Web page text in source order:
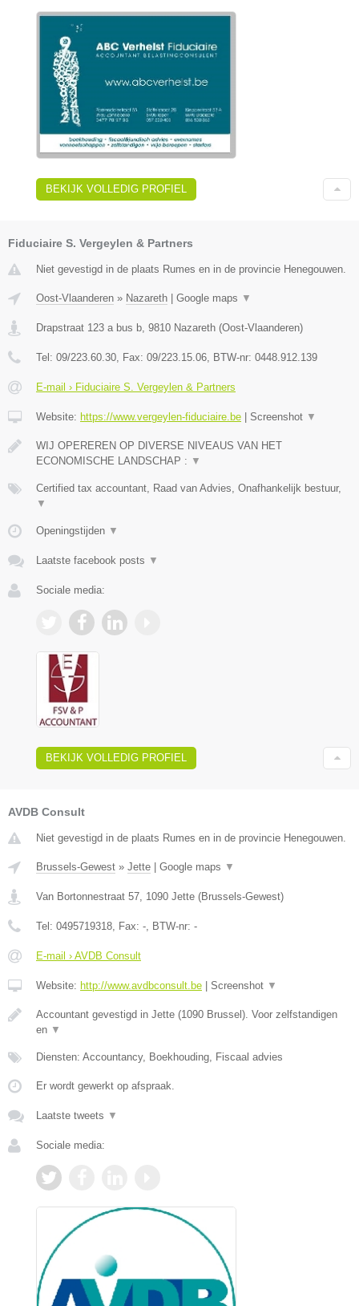
BEKIJK VOLLEDIG PROFIEL
Fiduciaire S. Vergeylen & Partners
Niet gevestigd in de plaats Rumes en in de provincie Henegouwen.
Oost-Vlaanderen » Nazareth Google maps ▼
Drapstraat 123 a bus b, 9810 Nazareth (Oost-Vlaanderen)
Tel: 09/223.60.30, Fax: 09/223.15.06, BTW-nr: 0448.912.139
E-mail › Fiduciaire S. Vergeylen & Partners
Website: https://www.vergeylen-fiduciaire.be Screenshot ▼
WIJ OPEREREN OP DIVERSE NIVEAUS VAN HET
ECONOMISCHE LANDSCHAP : ▼
Certified tax accountant, Raad van Advies, Onafhankelijk bestuur,
▼
Openingstijden ▼
Laatste facebook posts ▼
Sociale media:
BEKIJK VOLLEDIG PROFIEL
AVDB Consult
Niet gevestigd in de plaats Rumes en in de provincie Henegouwen.
Brussels-Gewest » Jette | Google maps ▼
Van Bortonnestraat 57 1090 Jette (Brussels-Gewest)
Tel: 0495719318 , Fax: - , BTW-nr: -
E-mail › AVDB Consult
Website: http://www.avdbconsult.be | Screenshot ▼
Accountant gevestigd in Jette (1090 Brussel). Voor zelfstandigen
en ▼
Diensten: Accountancy, Boekhouding, Fiscaal advies
Er wordt gewerkt op afspraak.
Laatste tweets ▼
Sociale media: